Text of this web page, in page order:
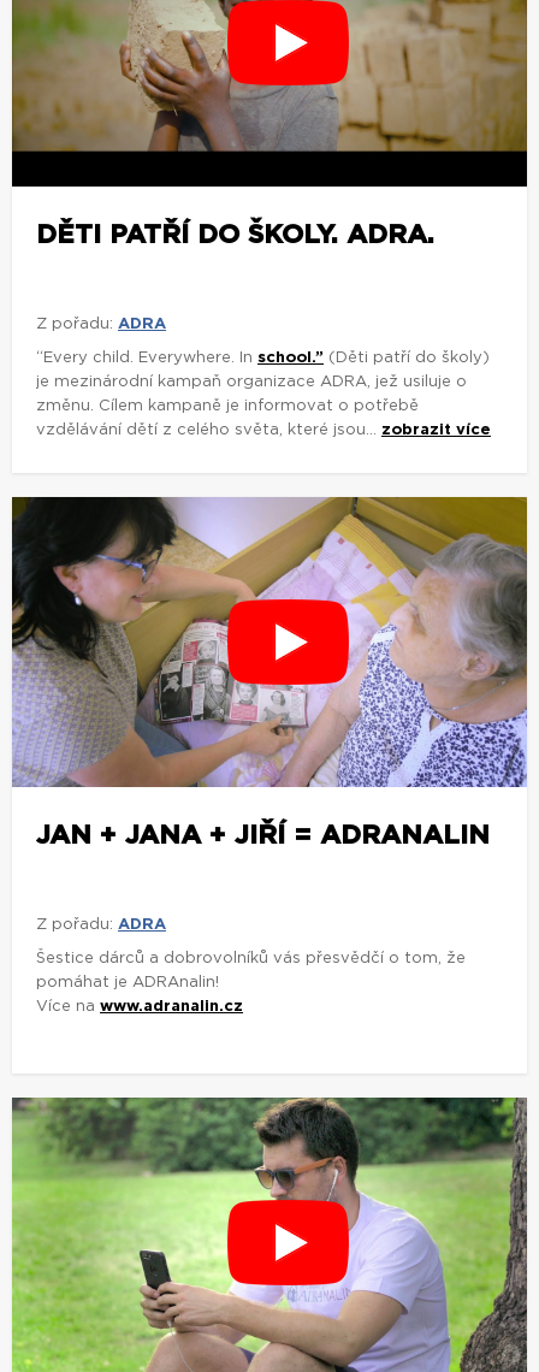
DĚTI PATŘÍ DO ŠKOLY. ADRA.
Z pořadu: ADRA
“Every child. Everywhere. In school.” (Děti patří do školy)
je mezinárodní kampaň organizace ADRA, jež usiluje o
změnu. Cílem kampaně je informovat o potřebě
vzdělávání dětí z celého světa, které jsou... zobrazit více
JAN + JANA + JIŘÍ = ADRANALIN
Z pořadu: ADRA
Šestice dárců a dobrovolníků vás přesvědčí o tom, že
pomáhat je ADRAnalin!
Více na www.adranalin.cz